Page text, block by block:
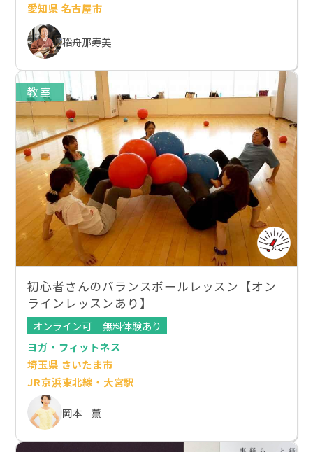
愛知県 名古屋市
稻舟那寿美
教室
初心者さんのバランスボールレッスン【オン
ラインレッスンあり】
オンライン可
無料体験あり
ヨガ・フィットネス
埼玉県 さいたま市
JR京浜東北線・大宮駅
岡本 薫